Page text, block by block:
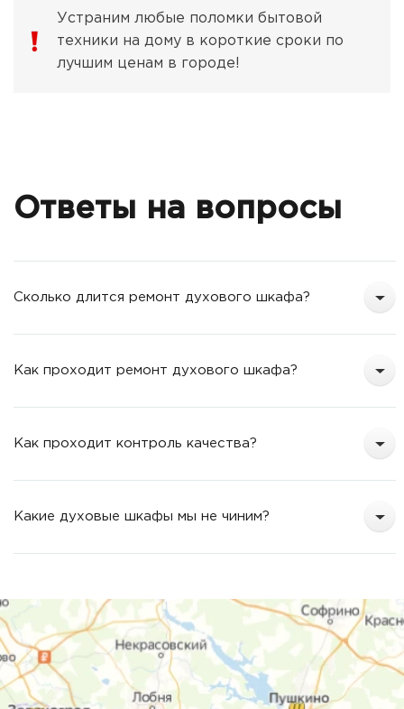
Устраним любые поломки бытовой
техники на дому в короткие сроки по
лучшим ценам в городе!
Ответы на вопросы
Сколько длится ремонт духового шкафа?
Как проходит ремонт духового шкафа?
Как проходит контроль качества?
Какие духовые шкафы мы не чиним?